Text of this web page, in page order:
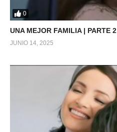
0
UNA MEJOR FAMILIA | PARTE 2
JUNIO 14, 2025